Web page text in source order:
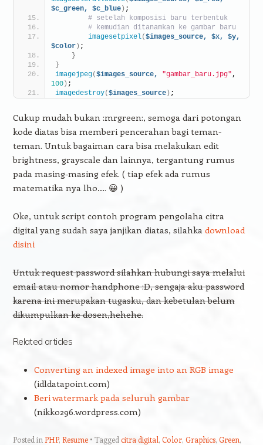
$c_green,
$c_blue) ;
# setelah komposisi baru terbentuk
# kemudian ditanamkan ke gambar baru
imagesetpixel($images_source, $x,
$y,
$color) ;
}
}
imagejpeg($images_source, "gambar_baru.jpg"
100) ;
imagedestroy($images_source) ;
Cukup mudah bukan :mrgreen:, semoga dari potongan
kode diatas bisa memberi pencerahan bagi teman-
teman. Untuk bagaiman cara bisa melakukan edit
brightness, grayscale dan lainnya, tergantung rumus
pada masing-masing efek. ( tiap efek ada rumus
matematika nya lho…. 😀 )
Oke, untuk script contoh program pengolaha citra
digital yang sudah saya janjikan diatas, silahka download
disini
Untuk request password silahkan hubungi saya melalui
email atau nomor handphone :D, sengaja aku password
karena ini merupakan tugasku, dan kebetulan belum
dikumpulkan ke dosen,hehehe.
Related articles
Converting an indexed image into an RGB image
(idldatapoint.com)
Beri watermark pada seluruh gambar
(nikko296.wordpress.com)
Posted in PHP, Resume Tagged citra digital, Color, Graphics, Green,